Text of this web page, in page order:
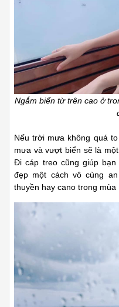
Ngắm biển từ trên cao ở
Nếu trời mưa không quá
mưa và vượt biển sẽ là
Đi cáp treo cũng giúp
đẹp một cách vô cùng
thuyền hay cano trong mùa